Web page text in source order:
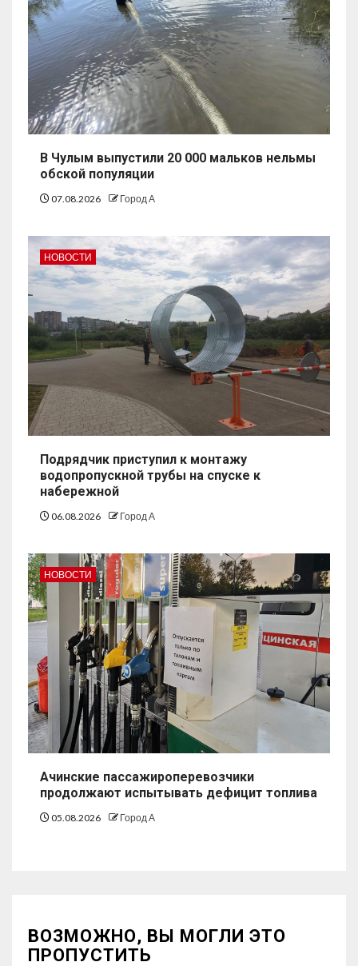
В Чулым выпустили 20 000 мальков нельмы
обской популяции
07.08.2026 Город А
НОВОСТИ
Подрядчик приступил к монтажу
водопропускной трубы на спуске к
набережной
06.08.2026 Город А
НОВОСТИ
Ачинские пассажироперевозчики
продолжают испытывать дефицит топлива
05.08.2026 Город А
ВОЗМОЖНО, ВЫ МОГЛИ ЭТО
ПРОПУСТИТЬ